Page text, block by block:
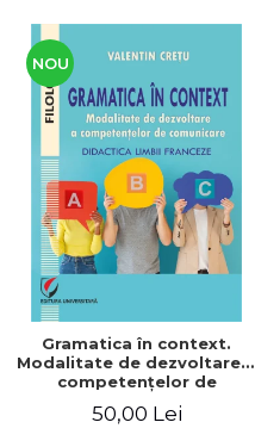
NOU
Gramatica în context.
Modalitate de dezvoltare a
competenţelor de
limbii franceze
50,00 Lei